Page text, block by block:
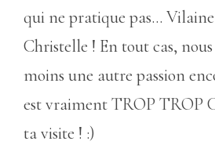
qui ne pratique pas…
Christelle ! En tout cas,
moins une autre passion
est vraiment TROP TROP
ta visite ! :)